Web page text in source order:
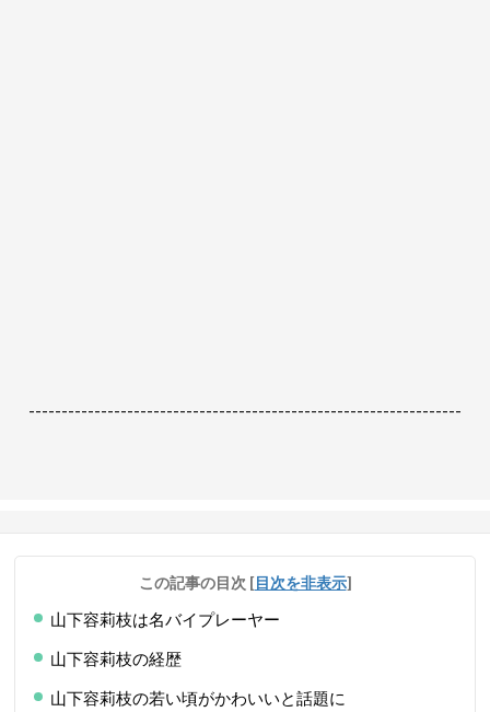
------------------------------------------------------------------
この記事の目次 [目次を非表示]
山下容莉枝は名バイプレーヤー
山下容莉枝の経歴
山下容莉枝の若い頃がかわいいと話題に